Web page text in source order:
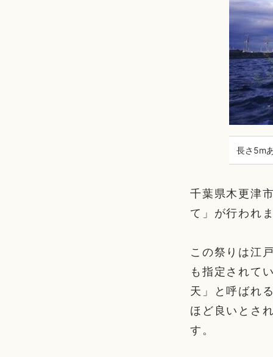
長さ5m
千葉県木更津
て」が行われ
この祭りは江
も指定されて
天」と呼ばれ
ほど良いとさ
す。